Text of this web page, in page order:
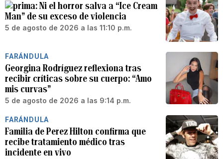
Ni el horror salva a “Ice Cream
Man” de su exceso de violencia
5 de agosto de 2026 a las 11:10 p.m.
FARÁNDULA
Georgina Rodríguez reflexiona tras
recibir críticas sobre su cuerpo: “Amo
mis curvas”
5 de agosto de 2026 a las 9:14 p.m.
FARÁNDULA
Familia de Perez Hilton confirma que
recibe tratamiento médico tras
incidente en vivo